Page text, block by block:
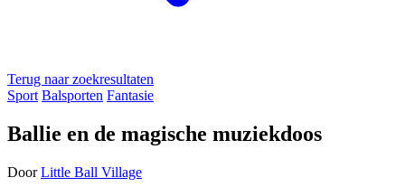
Terug naar zoekresultaten
Sport Balsporten Fantasie
Ballie en de magische muziekdoos
Door Little Ball Village